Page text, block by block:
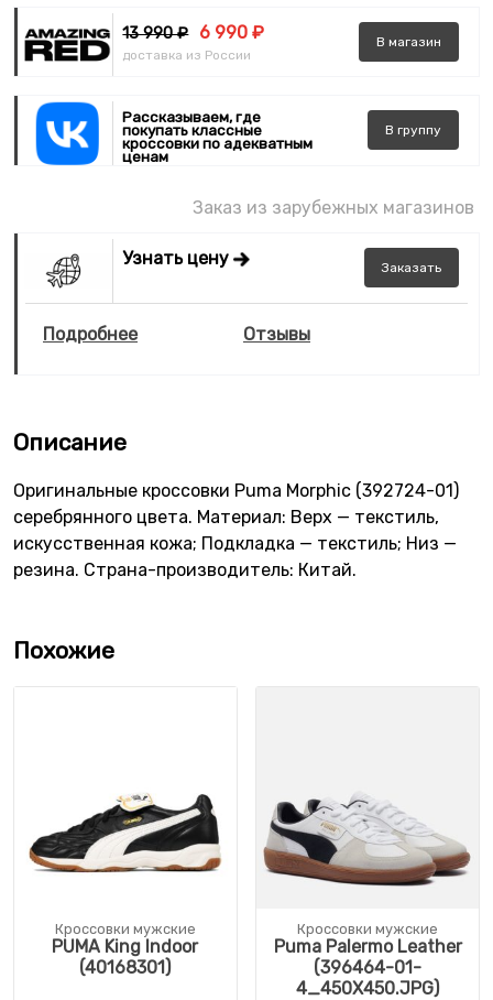
13 990 ₽ 6 990 ₽
доставка из России
В магазин
Рассказываем, где
покупать классные
кроссовки по адекватным
ценам
В группу
Заказ из зарубежных магазинов
Узнать цену Заказать
Подробнее Отзывы
Описание
Оригинальные кроссовки Puma Morphic (392724-01)
серебрянного цвета. Материал: Верх — текстиль,
искусственная кожа; Подкладка — текстиль; Низ —
резина. Страна-производитель: Китай.
Похожие
Кроссовки мужские
PUMA King Indoor
(40168301)
Кроссовки мужские
Puma Palermo Leather
(396464-01-
4_450X450.JPG)